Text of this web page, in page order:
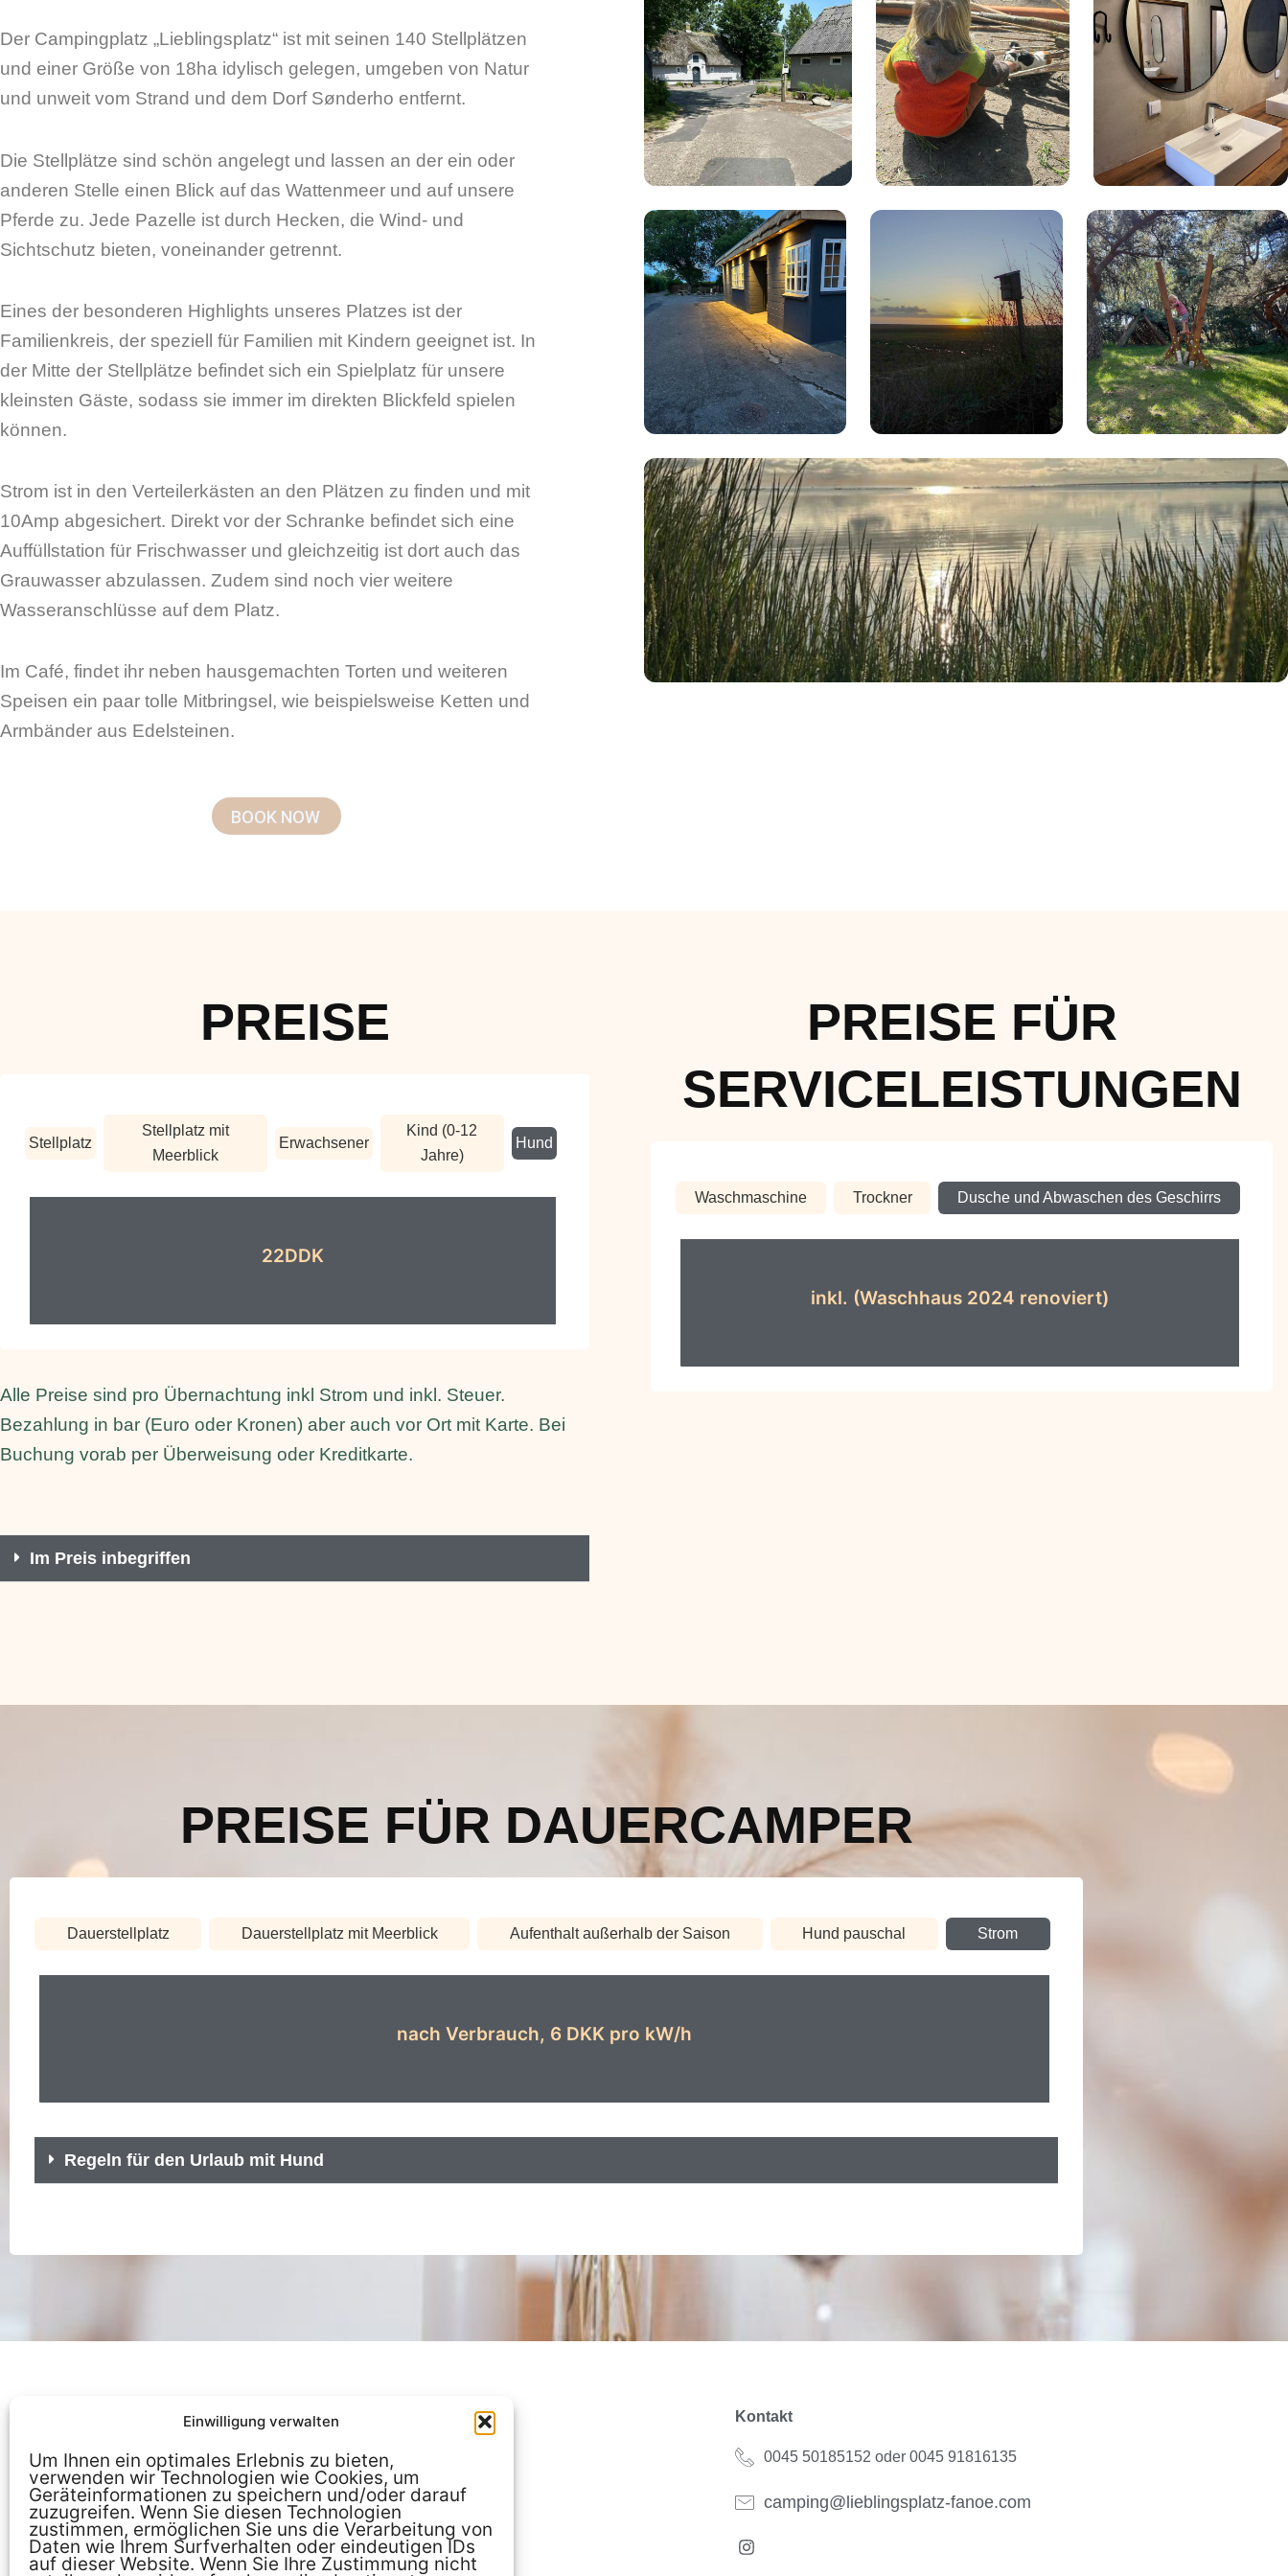
Einwilligung verwalten
Um Ihnen ein optimales Erlebnis zu bieten,
verwenden wir Technologien wie Cookies, um
Geräteinformationen zu speichern und/oder darauf
zuzugreifen. Wenn Sie diesen Technologien
zustimmen, ermöglichen Sie uns die Verarbeitung von
Daten wie Ihrem Surfverhalten oder eindeutigen IDs
auf dieser Website. Wenn Sie Ihre Zustimmung nicht
Der Campingplatz „Lieblingsplatz“ ist mit seinen 140 Stellplätzen
und einer Größe von 18ha idylisch gelegen, umgeben von Natur
und unweit vom Strand und dem Dorf Sønderho entfernt.
Die Stellplätze sind schön angelegt und lassen an der ein oder
anderen Stelle einen Blick auf das Wattenmeer und auf unsere
Pferde zu. Jede Pazelle ist durch Hecken, die Wind- und
Sichtschutz bieten, voneinander getrennt.
Eines der besonderen Highlights unseres Platzes ist der
Familienkreis, der speziell für Familien mit Kindern geeignet ist. In
der Mitte der Stellplätze befindet sich ein Spielplatz für unsere
kleinsten Gäste, sodass sie immer im direkten Blickfeld spielen
können.
Strom ist in den Verteilerkästen an den Plätzen zu finden und mit
10Amp abgesichert. Direkt vor der Schranke befindet sich eine
Auffüllstation für Frischwasser und gleichzeitig ist dort auch das
Grauwasser abzulassen. Zudem sind noch vier weitere
Wasseranschlüsse auf dem Platz.
Im Café, findet ihr neben hausgemachten Torten und weiteren
Speisen ein paar tolle Mitbringsel, wie beispielsweise Ketten und
Armbänder aus Edelsteinen.
BOOK NOW
PREISE
Stellplatz
Stellplatz mit
Meerblick
Erwachsener
Kind (0-12
Jahre)
Hund
22DDK
Alle Preise sind pro Übernachtung inkl Strom und inkl. Steuer.
Bezahlung in bar (Euro oder Kronen) aber auch vor Ort mit Karte. Bei
Buchung vorab per Überweisung oder Kreditkarte.
Im Preis inbegriffen
PREISE FÜR
SERVICELEISTUNGEN
Waschmaschine Trockner Dusche und Abwaschen des Geschirrs
inkl. (Waschhaus 2024 renoviert)
PREISE FÜR DAUERCAMPER
Dauerstellplatz Dauerstellplatz mit Meerblick Aufenthalt außerhalb der Saison Hund pauschal Strom
nach Verbrauch, 6 DKK pro kW/h
Regeln für den Urlaub mit Hund
Gammeltoft Vej 3, 6720 Fanø,
Kontakt
0045 50185152 oder 0045 91816135
camping@lieblingsplatz-fanoe.com
I